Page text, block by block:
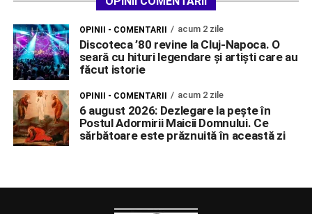
OPINII - COMENTARII acum 2 zile
Discoteca ’80 revine la Cluj-Napoca. O
seară cu hituri legendare și artiști care au
făcut istorie
OPINII - COMENTARII acum 2 zile
6 august 2026: Dezlegare la pește în
Postul Adormirii Maicii Domnului. Ce
sărbătoare este prăznuită în această zi